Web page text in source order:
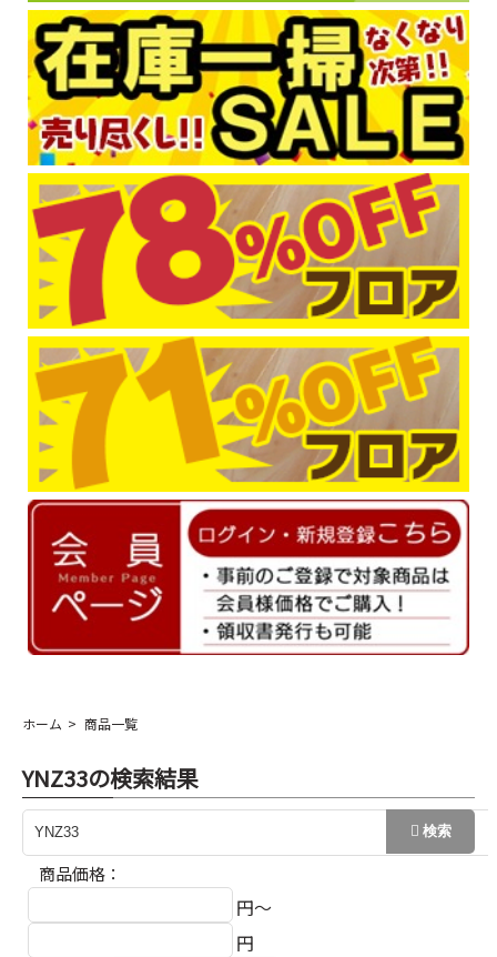
ホーム 商品一覧
YNZ33の検索結果
商品価格：
円～
円